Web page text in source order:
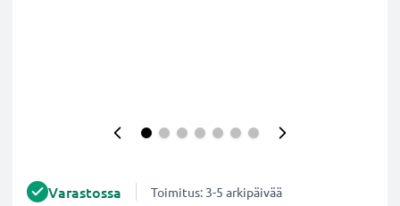
Varastossa Toimitus: 3-5 arkipäivää